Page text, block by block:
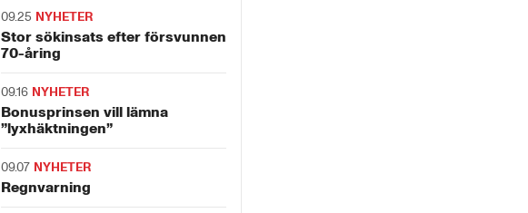
09.25 NYHETER
Stor sökinsats efter försvunnen
70-åring
09.16 NYHETER
Bonusprinsen vill lämna
”lyxhäktningen”
09.07 NYHETER
Regnvarning